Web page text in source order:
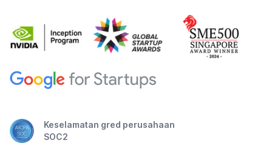
Keselamatan gred perusahaan
SOC2